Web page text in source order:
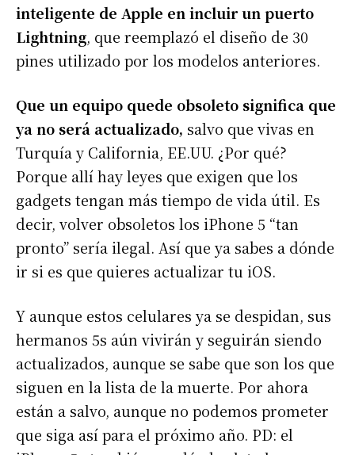
inteligente de Apple en incluir un puerto
Lightning, que reemplazó el diseño de 30
pines utilizado por los modelos anteriores.
Que un equipo quede obsoleto significa que
ya no será actualizado, salvo que vivas en
Turquía y California, EE.UU. ¿Por qué?
Porque allí hay leyes que exigen que los
gadgets tengan más tiempo de vida útil. Es
decir, volver obsoletos los iPhone 5 “tan
pronto” sería ilegal. Así que ya sabes a dónde
ir si es que quieres actualizar tu iOS.
Y aunque estos celulares ya se despidan, sus
hermanos 5s aún vivirán y seguirán siendo
actualizados, aunque se sabe que son los que
siguen en la lista de la muerte. Por ahora
están a salvo, aunque no podemos prometer
que siga así para el próximo año. PD: el